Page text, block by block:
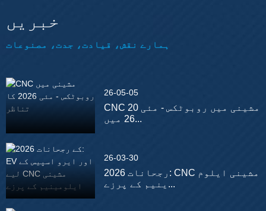
خبریں
ہمارے نقش، قیادت، جدت، مصنوعات
26-05-05
CNC مشینی میں روبوٹکس - مئی 20
26 میں...
26-03-30
2026 رجحانات: CNC مشینی ایلوم
ینیم کے پرزے...